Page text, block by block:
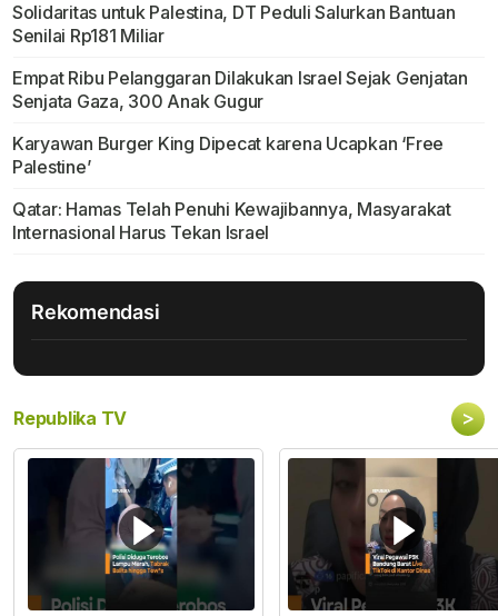
Solidaritas untuk Palestina, DT Peduli Salurkan Bantuan
Senilai Rp181 Miliar
Empat Ribu Pelanggaran Dilakukan Israel Sejak Genjatan
Senjata Gaza, 300 Anak Gugur
Karyawan Burger King Dipecat karena Ucapkan ‘Free
Palestine’
Qatar: Hamas Telah Penuhi Kewajibannya, Masyarakat
Internasional Harus Tekan Israel
Rekomendasi
Republika TV >